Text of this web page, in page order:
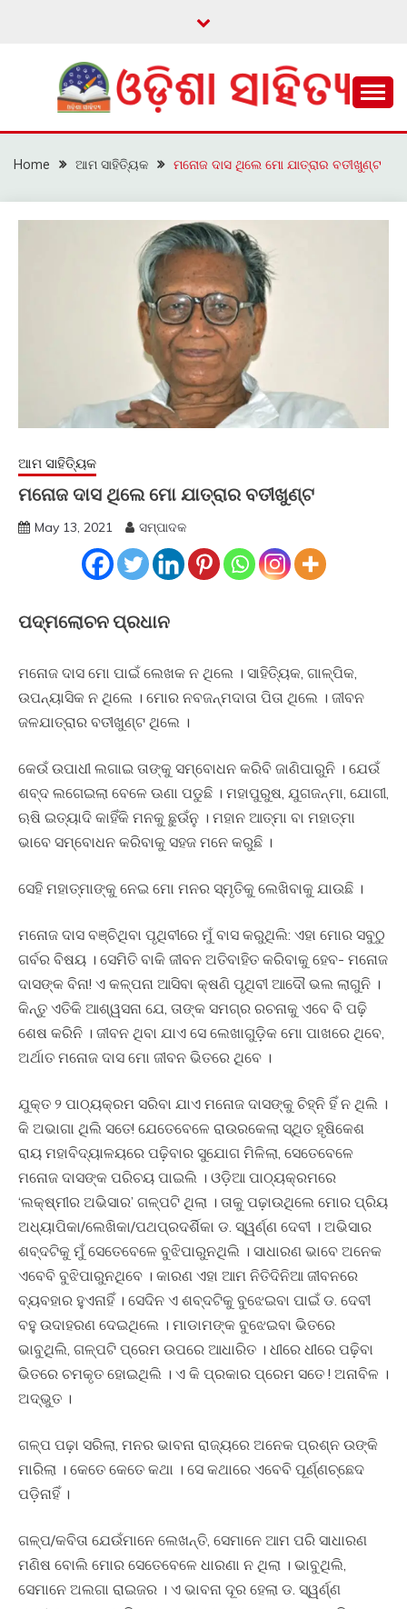
ଓଡ଼ିଶା ସାହିତ୍ୟ
Home ଆମ ସାହିତ୍ୟିକ ମନୋଜ ଦାସ ଥିଲେ ମୋ ଯାତ୍ରାର ବତୀଖୁଣ୍ଟ
ଆମ ସାହିତ୍ୟିକ
ମନୋଜ ଦାସ ଥିଲେ ମୋ ଯାତ୍ରାର ବତୀଖୁଣ୍ଟ
May 13, 2021 ସମ୍ପାଦକ
ପଦ୍ମଲୋଚନ ପ୍ରଧାନ
ମନୋଜ ଦାସ ମୋ ପାଇଁ ଲେଖକ ନ ଥିଲେ । ସାହିତ୍ୟିକ, ଗାଳ୍ପିକ,
ଉପନ୍ୟାସିକ ନ ଥିଲେ । ମୋର ନବଜନ୍ମଦାତା ପିତା ଥିଲେ । ଜୀବନ
ଜଳଯାତ୍ରାର ବତୀଖୁଣ୍ଟ ଥିଲେ ।
କେଉଁ ଉପାଧୀ ଲଗାଇ ତାଙ୍କୁ ସମ୍ବୋଧନ କରିବି ଜାଣିପାରୁନି । ଯେଉଁ
ଶବ୍ଦ ଲଗେଇଲା ବେଳେ ଊଣା ପଡୁଛି । ମହାପୁରୁଷ, ଯୁଗଜନ୍ମା, ଯୋଗୀ,
ଋଷି ଇତ୍ୟାଦି କାହିଁକି ମନକୁ ଛୁଉଁନୁ । ମହାନ ଆତ୍ମା ବା ମହାତ୍ମା
ଭାବେ ସମ୍ବୋଧନ କରିବାକୁ ସହଜ ମନେ କରୁଛି ।
ସେହି ମହାତ୍ମାଙ୍କୁ ନେଇ ମୋ ମନର ସ୍ମୃତିକୁ ଲେଖିବାକୁ ଯାଉଛି ।
ମନୋଜ ଦାସ ବଞ୍ଚିଥିବା ପୃଥିବୀରେ ମୁଁ ବାସ କରୁଥିଲି: ଏହା ମୋର ସବୁଠୁ
ଗର୍ବର ବିଷୟ । ସେମିତି ବାକି ଜୀବନ ଅତିବାହିତ କରିବାକୁ ହେବ- ମନୋଜ
ଦାସଙ୍କ ବିନା! ଏ କଳ୍ପନା ଆସିବା କ୍ଷଣି ପୃଥିବୀ ଆଦୌ ଭଲ ଲାଗୁନି ।
କିନ୍ତୁ ଏତିକି ଆଶ୍ୱସନା ଯେ, ତାଙ୍କ ସମଗ୍ର ରଚନାକୁ ଏବେ ବି ପଢ଼ି
ଶେଷ କରିନି । ଜୀବନ ଥିବା ଯାଏ ସେ ଲେଖାଗୁଡି଼କ ମୋ ପାଖରେ ଥିବେ,
ଅର୍ଥାତ ମନୋଜ ଦାସ ମୋ ଜୀବନ ଭିତରେ ଥିବେ ।
ଯୁକ୍ତ ୨ ପାଠ୍ୟକ୍ରମ ସରିବା ଯାଏ ମନୋଜ ଦାସଙ୍କୁ ଚିହ୍ନି ହିଁ ନ ଥିଲି ।
କି ଅଭାଗା ଥିଲି ସତେ! ଯେତେବେଳେ ରାଉରକେଲା ସ୍ଥିତ ହୃଷିକେଶ
ରାୟ ମହାବିଦ୍ୟାଳୟରେ ପଢ଼ିବାର ସୁଯୋଗ ମିଳିଲା, ସେତେବେଳେ
ମନୋଜ ଦାସଙ୍କ ପରିଚୟ ପାଇଲି । ଓଡି଼ଆ ପାଠ୍ୟକ୍ରମରେ
‘ଲକ୍ଷ୍ମୀର ଅଭିସାର’ ଗଳ୍ପଟି ଥିଲା । ତାକୁ ପଢ଼ାଉଥିଲେ ମୋର ପ୍ରିୟ
ଅଧ୍ୟାପିକା/ଲେଖିକା/ପଥପ୍ରଦର୍ଶିକା ଡ. ସ୍ୱର୍ଣ୍ଣ ଦେବୀ । ଅଭିସାର
ଶବ୍ଦଟିକୁ ମୁଁ ସେତେବେଳେ ବୁଝିପାରୁନଥିଲି । ସାଧାରଣ ଭାବେ ଅନେକ
ଏବେବି ବୁଝିପାରୁନଥିବେ । କାରଣ ଏହା ଆମ ନିତିଦିନିଆ ଜୀବନରେ
ବ୍ୟବହାର ହୁଏନାହିଁ । ସେଦିନ ଏ ଶବ୍ଦଟିକୁ ବୁଝେଇବା ପାଇଁ ଡ. ଦେବୀ
ବହୁ ଉଦାହରଣ ଦେଇଥିଲେ । ମାଡାମଙ୍କ ବୁଝେଇବା ଭିତରେ
ଭାବୁଥିଲି, ଗଳ୍ପଟି ପ୍ରେମ ଉପରେ ଆଧାରିତ । ଧୀରେ ଧୀରେ ପଢ଼ିବା
ଭିତରେ ଚମକୃତ ହୋଇଥିଲି । ଏ କି ପ୍ରକାର ପ୍ରେମ ସତେ ! ଅନାବିଳ ।
ଅଦ୍ଭୁତ ।
ଗଳ୍ପ ପଢ଼ା ସରିଲା, ମନର ଭାବନା ରାଜ୍ୟରେ ଅନେକ ପ୍ରଶ୍ନ ଉଙ୍କି
ମାରିଲା । କେତେ କେତେ କଥା । ସେ କଥାରେ ଏବେବି ପୂର୍ଣ୍ଣଚ୍ଛେଦ
ପଡି଼ନାହିଁ ।
ଗଳ୍ପ/କବିତା ଯେଉଁମାନେ ଲେଖନ୍ତି, ସେମାନେ ଆମ ପରି ସାଧାରଣ
ମଣିଷ ବୋଲି ମୋର ସେତେବେଳେ ଧାରଣା ନ ଥିଲା । ଭାବୁଥିଲି,
ସେମାନେ ଅଲଗା ରାଇଜର । ଏ ଭାବନା ଦୂର ହେଲା ଡ. ସ୍ୱର୍ଣ୍ଣ